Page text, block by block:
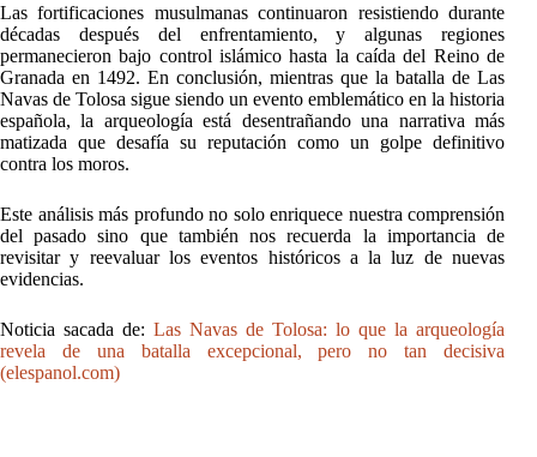
Las fortificaciones musulmanas continuaron resistiendo durante
décadas después del enfrentamiento, y algunas regiones
permanecieron bajo control islámico hasta la caída del Reino de
Granada en 1492. En conclusión, mientras que la batalla de Las
Navas de Tolosa sigue siendo un evento emblemático en la historia
española, la arqueología está desentrañando una narrativa más
matizada que desafía su reputación como un golpe definitivo
contra los moros.
Este análisis más profundo no solo enriquece nuestra comprensión
del pasado sino que también nos recuerda la importancia de
revisitar y reevaluar los eventos históricos a la luz de nuevas
evidencias.
Noticia sacada de:Las Navas de Tolosa: lo que la arqueología
revela de una batalla excepcional, pero no tan decisiva
(elespanol.com)